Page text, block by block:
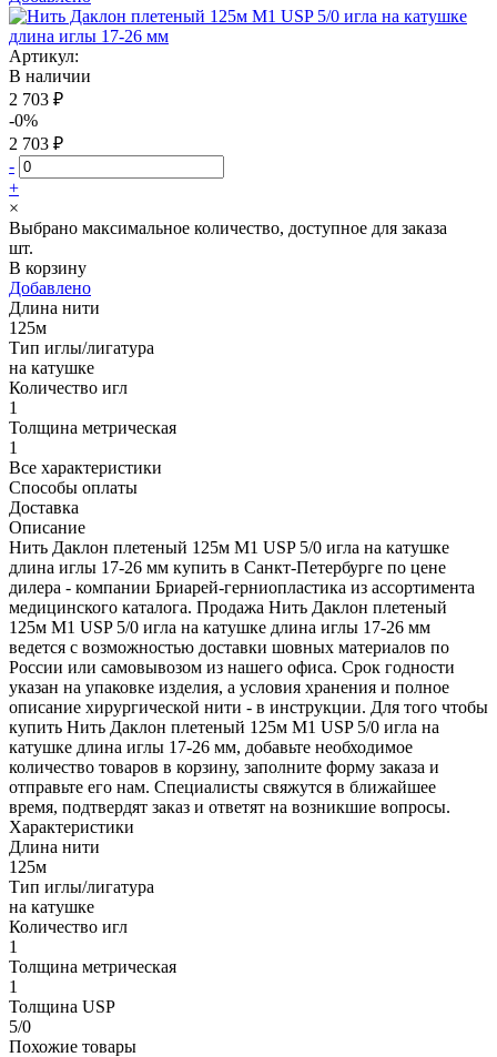
Артикул:
В наличии
2 703 ₽
-0%
2 703 ₽
-
+
×
Выбрано максимальное количество, доступное для заказа
шт.
В корзину
Добавлено
Длина нити
125м
Тип иглы/лигатура
на катушке
Количество игл
1
Толщина метрическая
1
Все характеристики
Способы оплаты
Доставка
Описание
Нить Даклон плетеный 125м М1 USP 5/0 игла на катушке
длина иглы 17-26 мм купить в Санкт-Петербурге по цене
дилера - компании Бриарей-герниопластика из ассортимента
медицинского каталога. Продажа Нить Даклон плетеный
125м М1 USP 5/0 игла на катушке длина иглы 17-26 мм
ведется с возможностью доставки шовных материалов по
России или самовывозом из нашего офиса. Срок годности
указан на упаковке изделия, а условия хранения и полное
описание хирургической нити - в инструкции. Для того чтобы
купить Нить Даклон плетеный 125м М1 USP 5/0 игла на
катушке длина иглы 17-26 мм, добавьте необходимое
количество товаров в корзину, заполните форму заказа и
отправьте его нам. Специалисты свяжутся в ближайшее
время, подтвердят заказ и ответят на возникшие вопросы.
Характеристики
Длина нити
125м
Тип иглы/лигатура
на катушке
Количество игл
1
Толщина метрическая
1
Толщина USP
5/0
Похожие товары